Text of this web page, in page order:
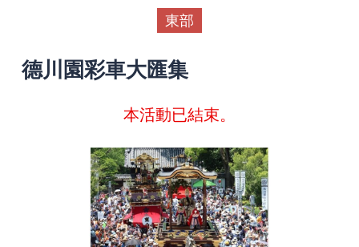
東部
德川園彩車大匯集
本活動已結束。